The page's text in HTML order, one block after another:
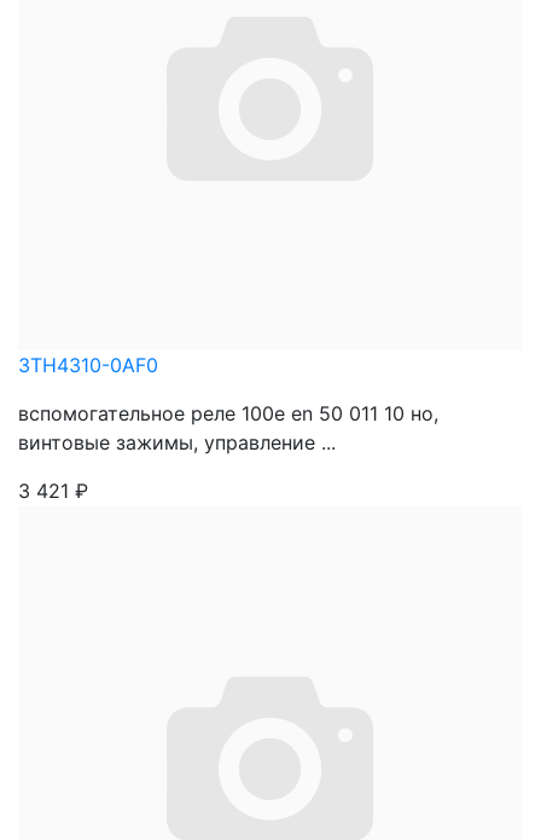
3TH4310-0AF0
вспомогательное реле 100e en 50 011 10 нo,
винтовые зажимы, управление ...
3 421 ₽